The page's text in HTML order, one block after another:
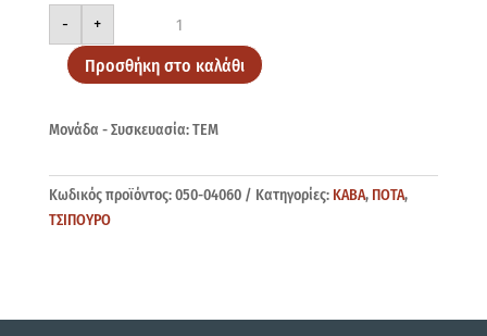
-
ΗΔΩΝΙΚΟ
40%
50ml
ποσότητα
+
Προσθήκη στο καλάθι
Μονάδα - Συσκευασία: ΤΕΜ
Κωδικός προϊόντος:050-04060 Κατηγορίες: ΚΑΒΑ, ΠΟΤΑ,
ΤΣΙΠΟΥΡΟ